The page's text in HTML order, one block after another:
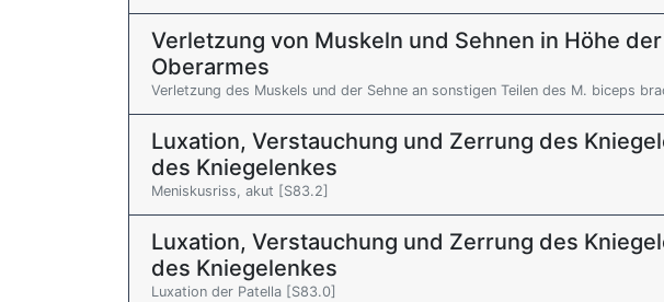
Verletzung von Muskeln und Sehnen in Höhe
Oberarmes
Verletzung des Muskels und der Sehne an sonstigen Teilen des M. biceps
Luxation, Verstauchung und Zerrung des
des Kniegelenkes
Meniskusriss, akut [S83.2]
Luxation, Verstauchung und Zerrung des
des Kniegelenkes
Luxation der Patella [S83.0]